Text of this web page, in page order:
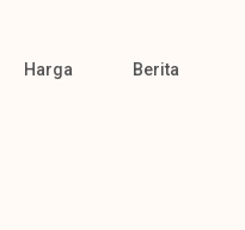
Harga Berita